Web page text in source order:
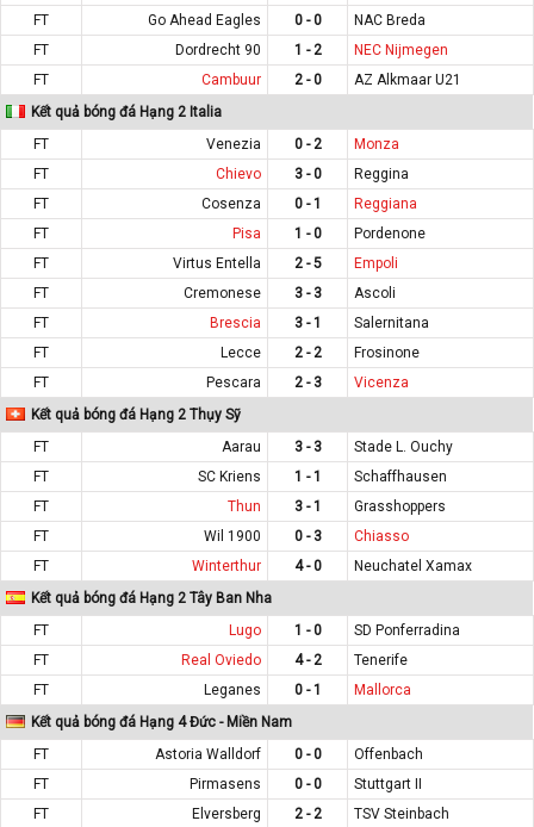
FT
Go Ahead Eagles 0 - 0
NAC Breda
FT
Dordrecht 90 1 - 2
NEC Nijmegen
FT
Cambuur 2 - 0
AZ Alkmaar U21
Kết quả bóng đá Hạng 2 Italia
FT
Venezia 0 - 2
Monza
FT
Chievo 3 - 0
Reggina
FT
Cosenza 0 - 1
Reggiana
FT
Pisa 1 - 0
Pordenone
FT
Virtus Entella 2 - 5
Empoli
FT
Cremonese 3 - 3
Ascoli
FT
Brescia 3 - 1
Salernitana
FT
Lecce 2 - 2
Frosinone
FT
Pescara 2 - 3
Vicenza
Kết quả bóng đá Hạng 2 Thụy Sỹ
FT
Aarau 3 - 3
Stade L. Ouchy
FT
SC Kriens 1 - 1
Schaffhausen
FT
Thun 3 - 1
Grasshoppers
FT
Wil 1900 0 - 3
Chiasso
FT
Winterthur 4 - 0
Neuchatel Xamax
Kết quả bóng đá Hạng 2 Tây Ban Nha
FT
Lugo 1 - 0
SD Ponferradina
FT
Real Oviedo 4 - 2
Tenerife
FT
Leganes 0 - 1
Mallorca
Kết quả bóng đá Hạng 4 Đức - Miền Nam
FT
Astoria Walldorf 0 - 0
Offenbach
FT
Pirmasens 0 - 0
Stuttgart II
FT
Elversberg 2 - 2 TSV Steinbach